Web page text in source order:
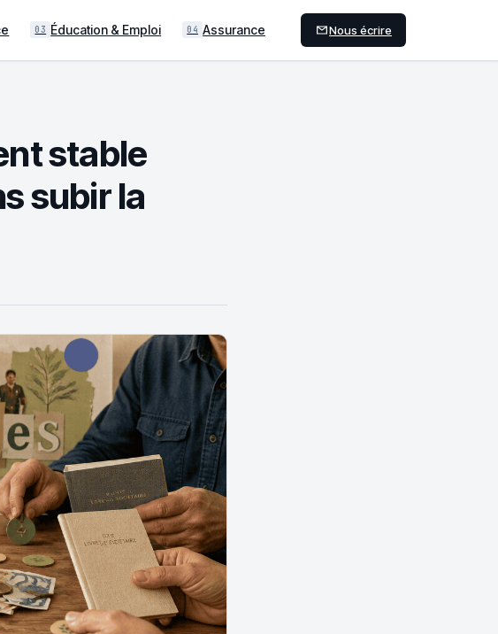
03 Éducation & Emploi 04 Assurance Nous écrire
stable
subir la